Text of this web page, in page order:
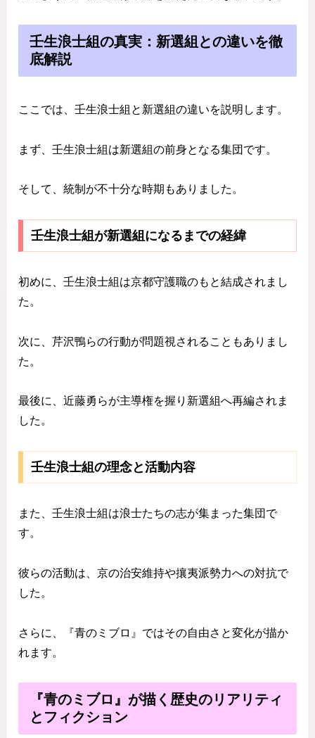
壬生浪士組の真実：新選組との違いを徹
底解説
ここでは、壬生浪士組と新選組の違いを説明します。
まず、壬生浪士組は新選組の前身となる集団です。
そして、統制が不十分な時期もありました。
壬生浪士組が新選組になるまでの経緯
初めに、壬生浪士組は京都守護職のもと結成されまし
た。
次に、芹沢鴨らの行動が問題視されることもありまし
た。
最後に、近藤勇らが主導権を握り新選組へ再編されま
した。
壬生浪士組の理念と活動内容
また、壬生浪士組は浪士たちの志が集まった集団で
す。
彼らの活動は、京の治安維持や攘夷派勢力への対抗で
した。
さらに、『青のミブロ』ではその自由さと変化が描か
れます。
『青のミブロ』が描く歴史のリアリティ
とフィクション